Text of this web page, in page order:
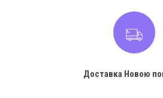
Доставка Новою